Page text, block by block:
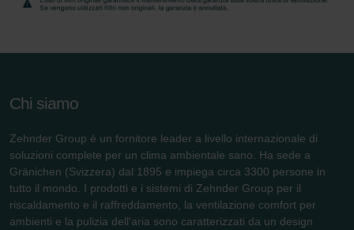
Chi siamo
Zehnder Group è un fornitore leader a livello internazionale di
soluzioni complete per un clima ambientale sano. Ha sede a
Gränichen (Svizzera) dal 1895 e impiega circa 3300 persone in
tutto il mondo. I prodotti e i sistemi di Zehnder Group per il
riscaldamento e il raffreddamento, la ventilazione comfort per
ambienti e la pulizia dell'aria sono caratterizzati da un design